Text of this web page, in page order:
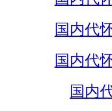
国内代
国内代
国内